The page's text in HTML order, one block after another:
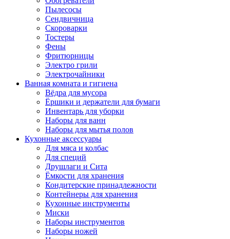
Пылесосы
Сендвичница
Скороварки
Тостеры
Фены
Фритюрницы
Электро грили
Электрочайники
Ванная комната и гигиена
Вёдра для мусора
Ёршики и держатели для бумаги
Инвентарь для уборки
Наборы для ванн
Наборы для мытья полов
Кухонные аксессуары
Для мяса и колбас
Для специй
Друшлаги и Сита
Ёмкости для хранения
Кондитерские принадлежности
Контейнеры для хранения
Кухонные инструменты
Миски
Наборы инструментов
Наборы ножей